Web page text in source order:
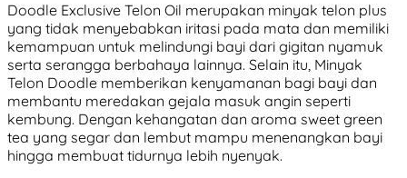
Doodle Exclusive Telon Oil merupakan minyak telon plus
yang tidak menyebabkan iritasi pada mata dan memiliki
kemampuan untuk melindungi bayi dari gigitan nyamuk
serta serangga berbahaya lainnya. Selain itu, Minyak
Telon Doodle memberikan kenyamanan bagi bayi dan
membantu meredakan gejala masuk angin seperti
kembung. Dengan kehangatan dan aroma sweet green
tea yang segar dan lembut mampu menenangkan bayi
hingga membuat tidurnya lebih nyenyak.